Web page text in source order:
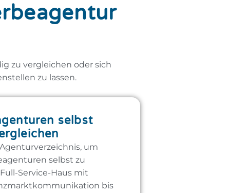
zu vergleichen oder sich
zu lassen.
selbst
um
selbst zu
Service-Haus mit
bis